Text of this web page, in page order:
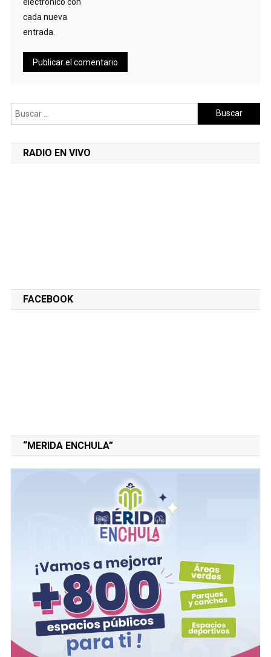
cada nueva
entrada.
Buscar:
RADIO EN VIVO
FACEBOOK
“MERIDA ENCHULA”